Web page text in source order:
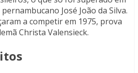
José João da Silva.
a competir em 1975, prova
Christa Valensieck.